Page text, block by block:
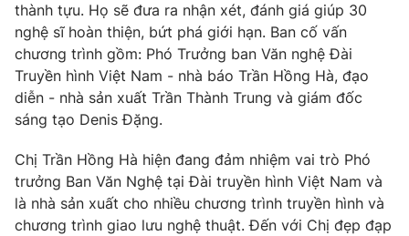
thuận bằng văn bản. Ghi rõ nguồn VTV.vn khi phát hành lại
thông tin từ website này.
thành tựu. Họ sẽ đưa ra nhận xét, đánh giá giúp 30
nghệ sĩ hoàn thiện, bứt phá giới hạn. Ban cố vấn
chương trình gồm: Phó Trưởng ban Văn nghệ Đài
Truyền hình Việt Nam - nhà báo Trần Hồng Hà, đạo
diễn - nhà sản xuất Trần Thành Trung và giám đốc
sáng tạo Denis Đặng.
Chị Trần Hồng Hà hiện đang đảm nhiệm vai trò Phó
trưởng Ban Văn Nghệ tại Đài truyền hình Việt Nam và
là nhà sản xuất cho nhiều chương trình truyền hình và
chương trình giao lưu nghệ thuật. Đến với Chị đẹp đạp